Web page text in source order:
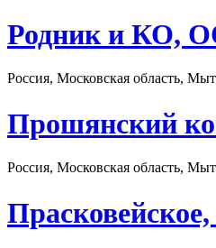
Родник и КО,
Россия, Московская область,
Прошянский
Россия, Московская область,